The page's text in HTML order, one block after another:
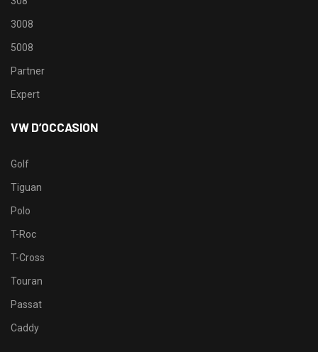
3008
5008
Partner
Expert
VW D’OCCASION
Golf
Tiguan
Polo
T-Roc
T-Cross
Touran
Passat
Caddy